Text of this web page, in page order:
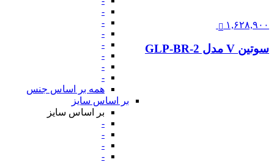
-
-
-
-
-
-
-
همه بر اساس جنس
بر اساس سایز
بر اساس سایز
-
-
-
-
۱,۶۲۸,۹۰۰
سوتین V مدل GLP-BR-2